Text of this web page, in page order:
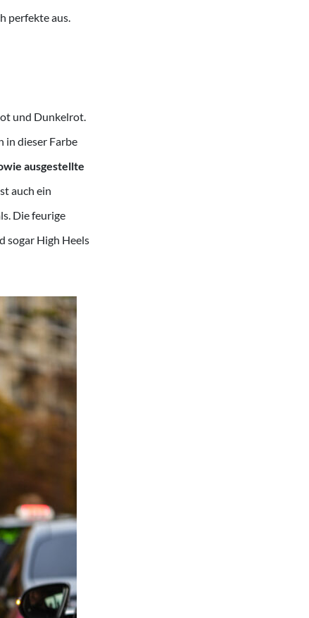
perfekte aus.
und Dunkelrot.
in dieser Farbe
ausgestellte
auch ein
Die feurige
sogar High Heels